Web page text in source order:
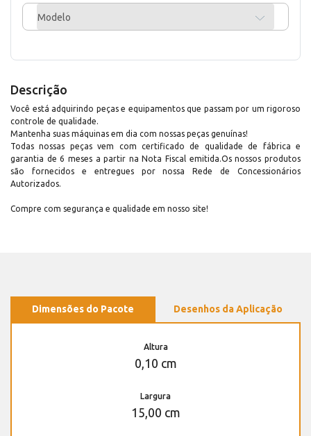
Modelo
Descrição
Você está adquirindo peças e equipamentos que passam por um rigoroso
controle de qualidade.
Mantenha suas máquinas em dia com nossas peças genuínas!
Todas nossas peças vem com certificado de qualidade de fábrica e
garantia de 6 meses a partir na Nota Fiscal emitida.Os nossos produtos
são fornecidos e entregues por nossa Rede de Concessionários
Autorizados.
Compre com segurança e qualidade em nosso site!
Dimensões do Pacote Desenhos da Aplicação
Altura
0,10 cm
Largura
15,00 cm